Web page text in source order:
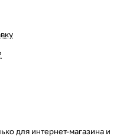
для интернет-магазина и